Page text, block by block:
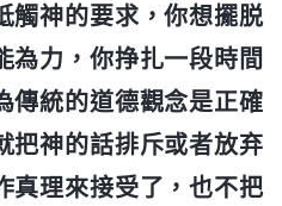
觸神的要求，你想擺脱
為力，你挣扎一段時間
傳統的道德觀念是正確
把神的話排斥或者放弃
真理來接受了，也不把